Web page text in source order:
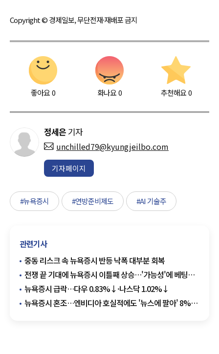
Copyright © 경제일보, 무단전재·재배포 금지
좋아요0 화나요0 추천해요 0
정세은 기자
unchilled79@kyungjeilbo.com
기자페이지
#뉴욕증시 #연방준비제도 #AI 기술주
관련기사
중동 리스크 속 뉴욕증시 반등 낙폭 대부분 회복
전쟁 끝 기대에 뉴욕증시 이틀째 상승…'가능성'에 베팅한
시장
뉴욕증시 급락…다우 0.83%↓·나스닥 1.02%↓
뉴욕증시 혼조…엔비디아 호실적에도 '뉴스에 팔아' 8%